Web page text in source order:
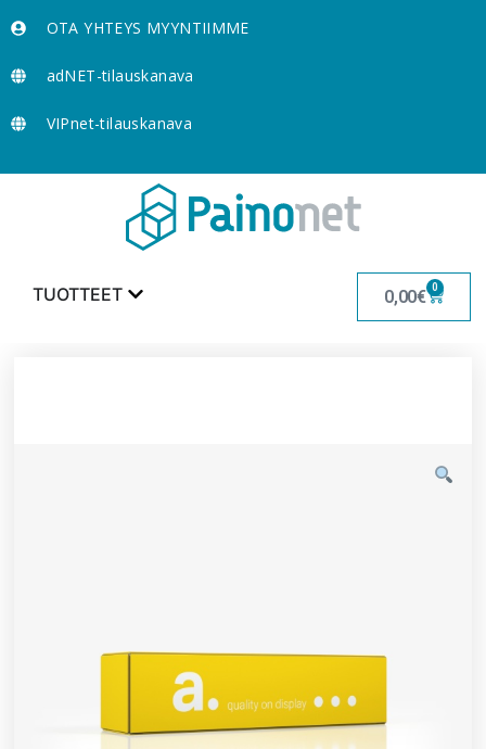
OTA YHTEYS MYYNTIIMME
adNET-tilauskanava
VIPnet-tilauskanava
TUOTTEET 0,00€ 0